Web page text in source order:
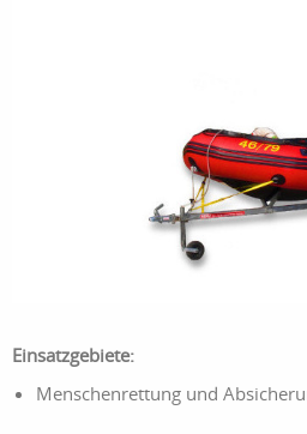
Einsatzgebiete:
Menschenrettung und